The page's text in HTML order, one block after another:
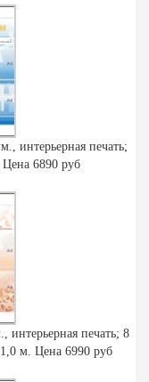
интерьерная печать;
6890 руб
печать; 8
м. Цена 6990 руб